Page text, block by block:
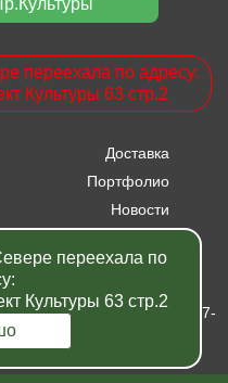
переехала по адресу:
Культуры 63 стр.2
Доставка
Портфолио
Новости
Петербург - Москва 2007-
переехала по
Культуры 63 стр.2